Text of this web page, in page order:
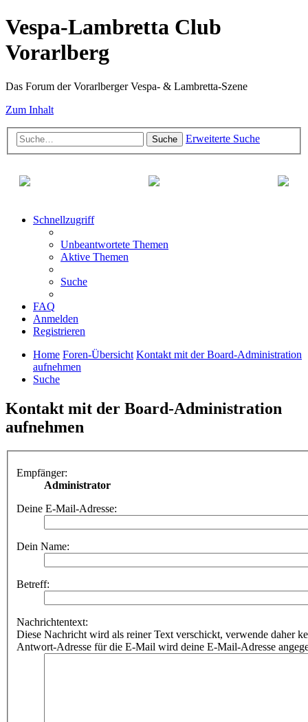
Vespa-Lambretta Club
Vorarlberg
Das Forum der Vorarlberger Vespa- & Lambretta-Szene
Zum Inhalt
Suche Erweiterte Suche
Schnellzugriff
Unbeantwortete Themen
Aktive Themen
Suche
FAQ
Anmelden
Registrieren
Home Foren-Übersicht Kontakt mit der Board-Administration
aufnehmen
Suche
Kontakt mit der Board-Administration
aufnehmen
Empfänger:
Administrator
Deine E-Mail-Adresse:
Dein Name:
Betreff:
Nachrichtentext:
Diese Nachricht wird als reiner Text verschickt, verwende daher
Antwort-Adresse für die E-Mail wird deine E-Mail-Adresse